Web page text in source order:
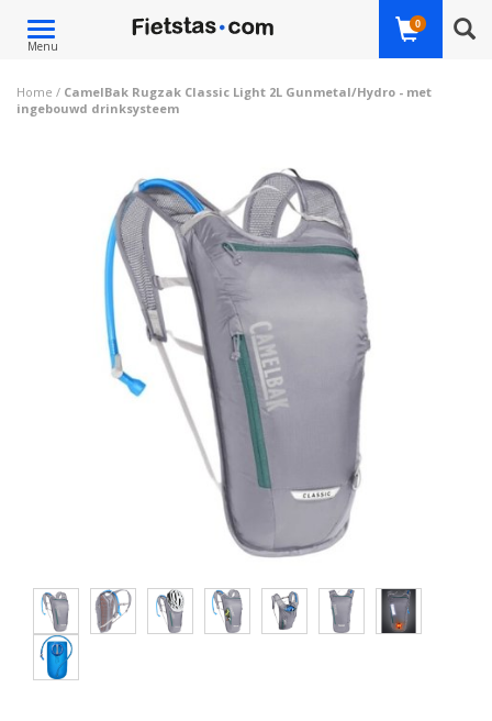
Toggle
navigation
Menu
0
Home / CamelBak Rugzak Classic Light 2L Gunmetal/Hydro - met
ingebouwd drinksysteem